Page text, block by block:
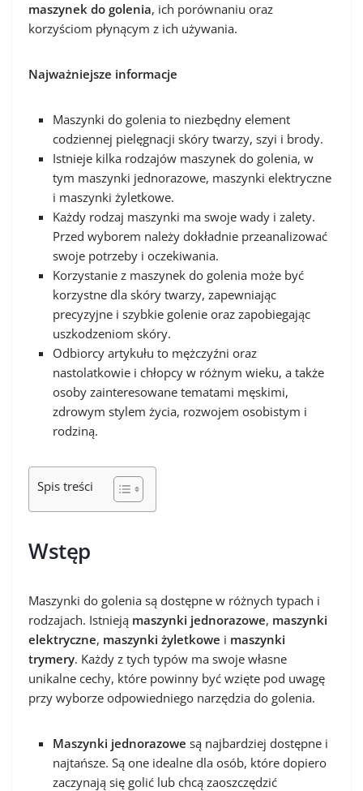
maszynek do golenia, ich porównaniu oraz
korzyściom płynącym z ich używania.
Najważniejsze informacje
Maszynki do golenia to niezbędny element
codziennej pielęgnacji skóry twarzy, szyi i brody.
Istnieje kilka rodzajów maszynek do golenia, w
tym maszynki jednorazowe, maszynki elektryczne
i maszynki żyletkowe.
Każdy rodzaj maszynki ma swoje wady i zalety.
Przed wyborem należy dokładnie przeanalizować
swoje potrzeby i oczekiwania.
Korzystanie z maszynek do golenia może być
korzystne dla skóry twarzy, zapewniając
precyzyjne i szybkie golenie oraz zapobiegając
uszkodzeniom skóry.
Odbiorcy artykułu to mężczyźni oraz
nastolatkowie i chłopcy w różnym wieku, a także
osoby zainteresowane tematami męskimi,
zdrowym stylem życia, rozwojem osobistym i
rodziną.
Spis treści
Wstęp
Maszynki do golenia są dostępne w różnych typach i
rodzajach. Istnieją maszynki jednorazowe, maszynki
elektryczne, maszynki żyletkowe i maszynki
trymery. Każdy z tych typów ma swoje własne
unikalne cechy, które powinny być wzięte pod uwagę
przy wyborze odpowiedniego narzędzia do golenia.
Maszynki jednorazowe są najbardziej dostępne i
najtańsze. Są one idealne dla osób, które dopiero
zaczynają się golić lub chcą zaoszczędzić